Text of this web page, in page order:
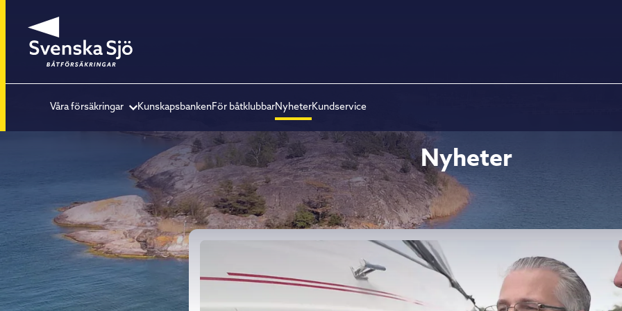
Våra försäkringar KunskapsbankenFör båtklubbarNyheterKundservice
Nyheter